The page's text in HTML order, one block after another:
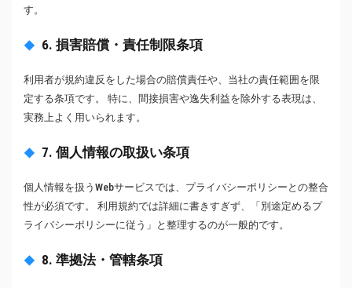
す。
6. 損害賠償・責任制限条項
利用者が規約違反をした場合の賠償責任や、当社の責任範囲を限
定する条項です。 特に、間接損害や逸失利益を除外する表現は、
実務上よく用いられます。
7. 個人情報の取扱い条項
個人情報を扱うWebサービスでは、プライバシーポリシーとの整合
性が必須です。 利用規約では詳細に書きすぎず、「別途定めるプ
ライバシーポリシーに従う」と整理するのが一般的です。
8. 準拠法・管轄条項